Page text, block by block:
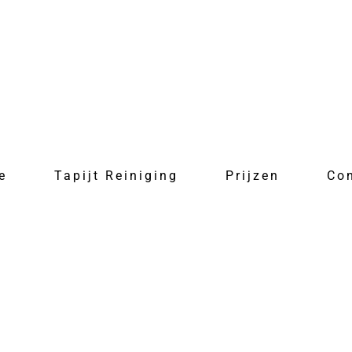
Tapijt Reiniging Prijzen